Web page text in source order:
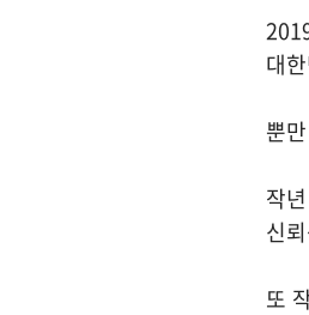
대
뿐
작
신
또